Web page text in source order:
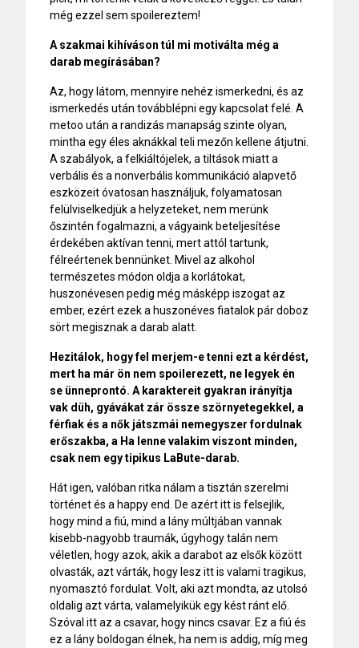
még ezzel sem spoilereztem!
A szakmai kihíváson túl mi motiválta még a
darab megírásában?
Az, hogy látom, mennyire nehéz ismerkedni, és az
ismerkedés után továbblépni egy kapcsolat felé. A
metoo után a randizás manapság szinte olyan,
mintha egy éles aknákkal teli mezőn kellene átjutni.
A szabályok, a felkiáltójelek, a tiltások miatt a
verbális és a nonverbális kommunikáció alapvető
eszközeit óvatosan használjuk, folyamatosan
felülviselkedjük a helyzeteket, nem merünk
őszintén fogalmazni, a vágyaink beteljesítése
érdekében aktívan tenni, mert attól tartunk,
félreértenek bennünket. Mivel az alkohol
természetes módon oldja a korlátokat,
huszonévesen pedig még másképp iszogat az
ember, ezért ezek a huszonéves fiatalok pár doboz
sört megisznak a darab alatt.
Hezitálok, hogy fel merjem-e tenni ezt a kérdést,
mert ha már ön nem spoilerezett, ne legyek én
se ünneprontó. A karaktereit gyakran irányítja
vak düh, gyávákat zár össze szörnyetegekkel, a
férfiak és a nők játszmái nemegyszer fordulnak
erőszakba, a Ha lenne valakim viszont minden,
csak nem egy tipikus LaBute-darab.
Hát igen, valóban ritka nálam a tisztán szerelmi
történet és a happy end. De azért itt is felsejlik,
hogy mind a fiú, mind a lány múltjában vannak
kisebb-nagyobb traumák, úgyhogy talán nem
véletlen, hogy azok, akik a darabot az elsők között
olvasták, azt várták, hogy lesz itt is valami tragikus,
nyomasztó fordulat. Volt, aki azt mondta, az utolsó
oldalig azt várta, valamelyikük egy kést ránt elő.
Szóval itt az a csavar, hogy nincs csavar. Ez a fiú és
ez a lány boldogan élnek, ha nem is addig, míg meg